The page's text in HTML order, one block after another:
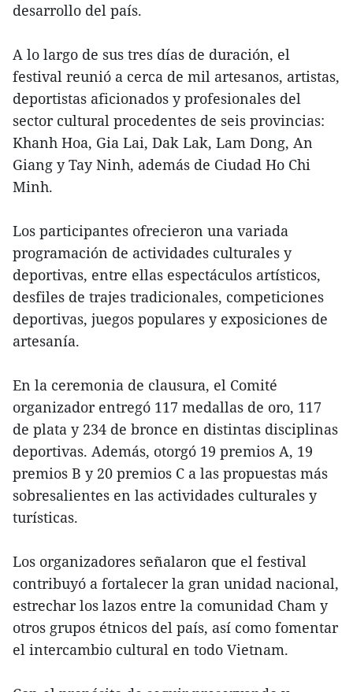
desarrollo del país.
A lo largo de sus tres días de duración, el
festival reunió a cerca de mil artesanos, artistas,
deportistas aficionados y profesionales del
sector cultural procedentes de seis provincias:
Khanh Hoa, Gia Lai, Dak Lak, Lam Dong, An
Giang y Tay Ninh, además de Ciudad Ho Chi
Minh.
Los participantes ofrecieron una variada
programación de actividades culturales y
deportivas, entre ellas espectáculos artísticos,
desfiles de trajes tradicionales, competiciones
deportivas, juegos populares y exposiciones de
artesanía.
En la ceremonia de clausura, el Comité
organizador entregó 117 medallas de oro, 117
de plata y 234 de bronce en distintas disciplinas
deportivas. Además, otorgó 19 premios A, 19
premios B y 20 premios C a las propuestas más
sobresalientes en las actividades culturales y
turísticas.
Los organizadores señalaron que el festival
contribuyó a fortalecer la gran unidad nacional,
estrechar los lazos entre la comunidad Cham y
otros grupos étnicos del país, así como fomentar
el intercambio cultural en todo Vietnam.